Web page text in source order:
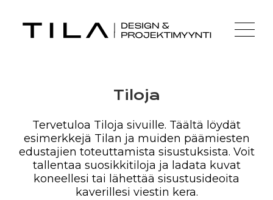
Tiloja
Tervetuloa Tiloja sivuille. Täältä löydät
esimerkkejä Tilan ja muiden päämiesten
edustajien toteuttamista sisustuksista. Voit
tallentaa suosikkitiloja ja ladata kuvat
koneellesi tai lähettää sisustusideoita
kaverillesi viestin kera.